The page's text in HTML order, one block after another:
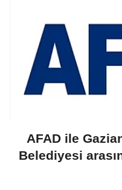
AFAD ile
Belediyesi